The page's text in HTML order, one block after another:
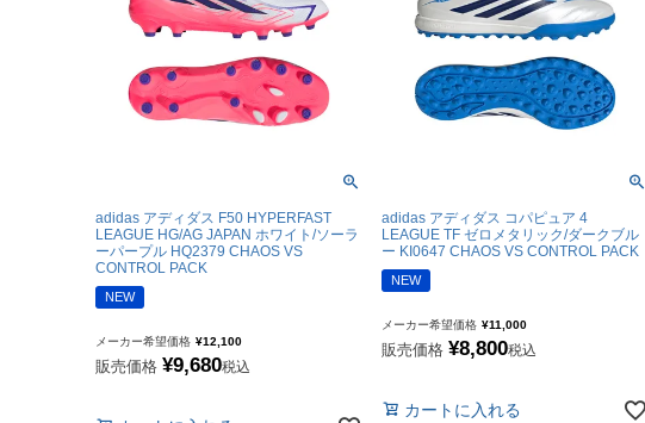
サッカーボール4号球
サッカーボール3号球
ボールアクセサリー
サッカーアクセサリー
シューズケース|ジムサック
スポーツバッグ|カジュアルバック
adidas アディダス F50 HYPERFAST
LEAGUE HG/AG JAPAN ホワイト/ソーラ
ーパープル HQ2379 CHAOS VS
CONTROL PACK
NEW
メーカー希望価格 ¥12,100
販売価格 ¥9,680税込
adidas アディダス コパピュア 4
LEAGUE TF ゼロメタリック/ダークブル
ー KI0647 CHAOS VS CONTROL PACK
NEW
メーカー希望価格 ¥11,000
販売価格 ¥8,800税込
カートに入れる